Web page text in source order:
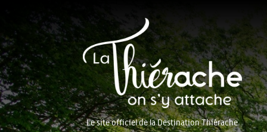
Le site officiel de la Destination Thiérache